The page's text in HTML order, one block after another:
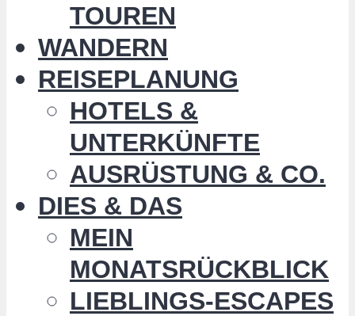
TOUREN
WANDERN
REISEPLANUNG
HOTELS &
UNTERKÜNFTE
AUSRÜSTUNG & CO.
DIES & DAS
MEIN
MONATSRÜCKBLICK
LIEBLINGS-ESCAPES